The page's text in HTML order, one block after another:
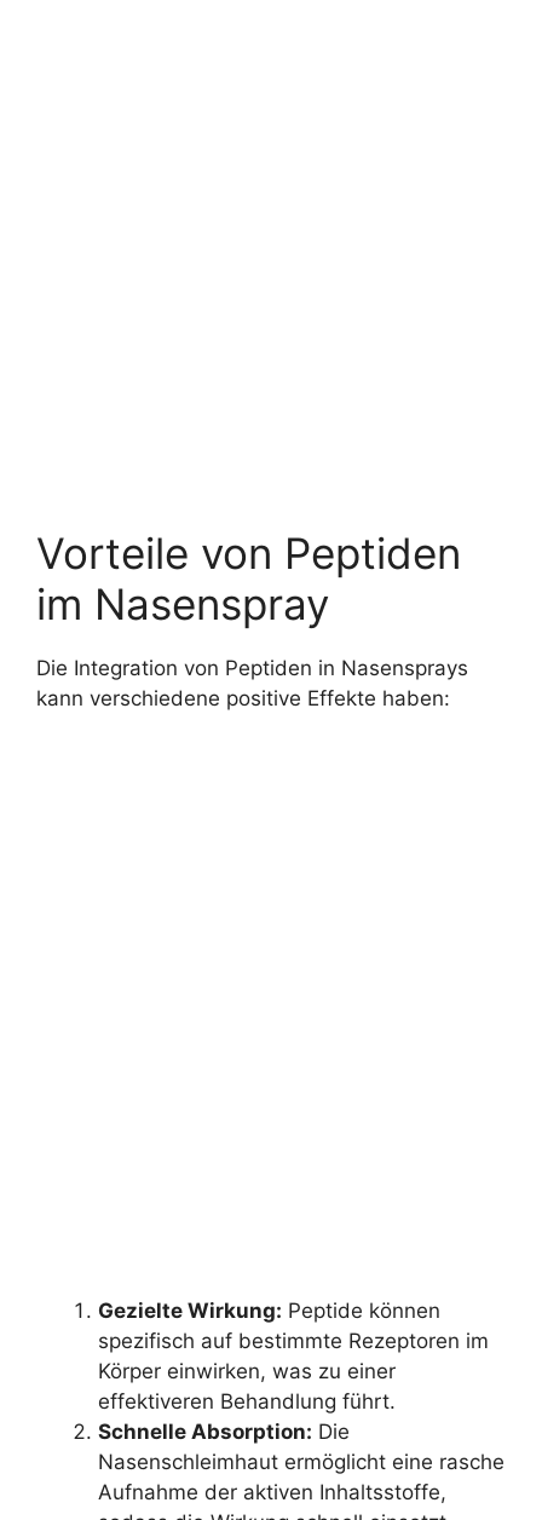
Vorteile von Peptiden
im Nasenspray
Die Integration von Peptiden in Nasensprays
kann verschiedene positive Effekte haben:
Gezielte Wirkung: Peptide können
spezifisch auf bestimmte Rezeptoren im
Körper einwirken, was zu einer
effektiveren Behandlung führt.
Schnelle Absorption: Die
Nasenschleimhaut ermöglicht eine rasche
Aufnahme der aktiven Inhaltsstoffe,